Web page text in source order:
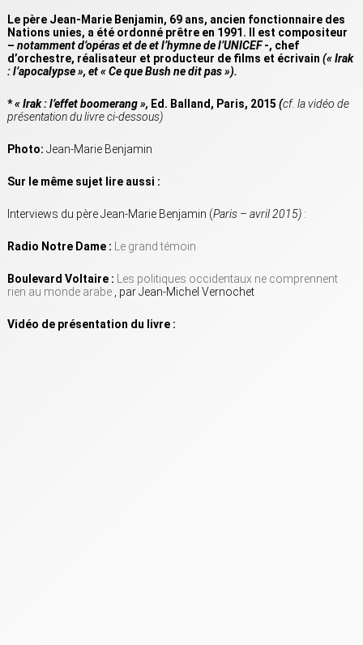
Le père Jean-Marie Benjamin, 69 ans, ancien fonctionnaire des
Nations unies, a été ordonné prêtre en 1991. Il est compositeur
– notamment d’opéras et de etl’hymne de l’UNICEF-, chef
d’orchestre, réalisateur et producteur de films et écrivain (« Irak
: l’apocalypse », et « Ce que Bush ne dit pas »).
*« Irak : l’effet boomerang », Ed. Balland, Paris, 2015 (cf. la vidéo de
présentation du livre ci-dessous)
Photo: Jean-Marie Benjamin
Sur le même sujet lire aussi :
Interviews du père Jean-Marie Benjamin (Paris – avril 2015) :
Radio Notre Dame : Le grand témoin
Boulevard Voltaire :
Les politiques occidentaux ne comprennent
rien au monde arabe , par Jean-Michel Vernochet
Vidéo de présentation du livre :